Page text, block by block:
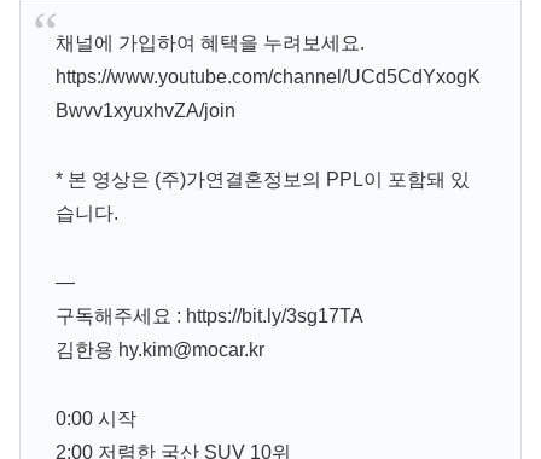
채널에 가입하여 혜택을 누려보세요.
https://www.youtube.com/channel/UCd5CdYxogK
Bwvv1xyuxhvZA/join
* 본 영상은 (주)가연결혼정보의 PPL이 포함돼 있
습니다.
—
구독해주세요 : https://bit.ly/3sg17TA
김한용 hy.kim@mocar.kr
0:00 시작
2:00 저렴한 국산 SUV 10위